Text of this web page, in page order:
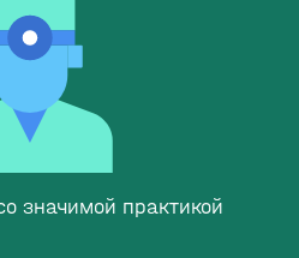
значимой практикой